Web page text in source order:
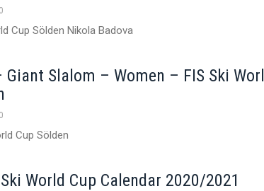
Cup Sölden Nikola Badova
Slalom – Women – FIS Ski
Cup Sölden
World Cup Calendar 2020/2021